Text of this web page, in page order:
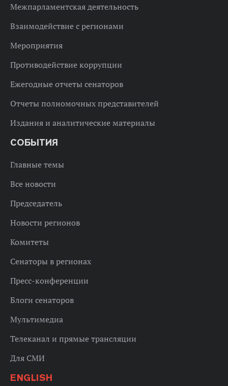
Межпарламентская деятельность
Взаимодействие с регионами
Мероприятия
Противодействие коррупции
Ежегодные отчеты сенаторов
Отчеты полномочных представителей
Издания и аналитические материалы
СОБЫТИЯ
Главные темы
Все новости
Председатель
Новости регионов
Комитеты
Сенаторы в регионах
Пресс-конференции
Блоги сенаторов
Мультимедиа
Телеканал и прямые трансляции
Для СМИ
ENGLISH